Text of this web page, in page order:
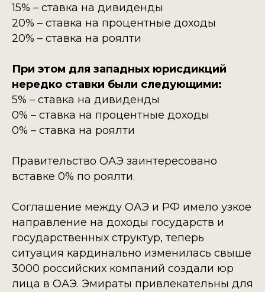
15% – ставка на дивиденды
20% – ставка на процентные доходы
20% – ставка на роялти
При этом для западных юрисдикций
нередко ставки были следующими:
5% – ставка на дивиденды
0% – ставка на процентные доходы
0% – ставка на роялти
Правительство ОАЭ заинтересовано
вставке 0% по роялти.
Соглашение между ОАЭ и РФ имело узкое
направление на доходы государств и
государственных структур, теперь
ситуация кардинально изменилась свыше
3000 российских компаний создали юр
лица в ОАЭ. Эмираты привлекательны для